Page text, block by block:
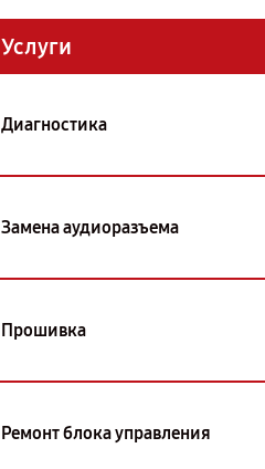
Услуги
Диагностика
Замена аудиоразъема
Прошивка
Ремонт блока управления